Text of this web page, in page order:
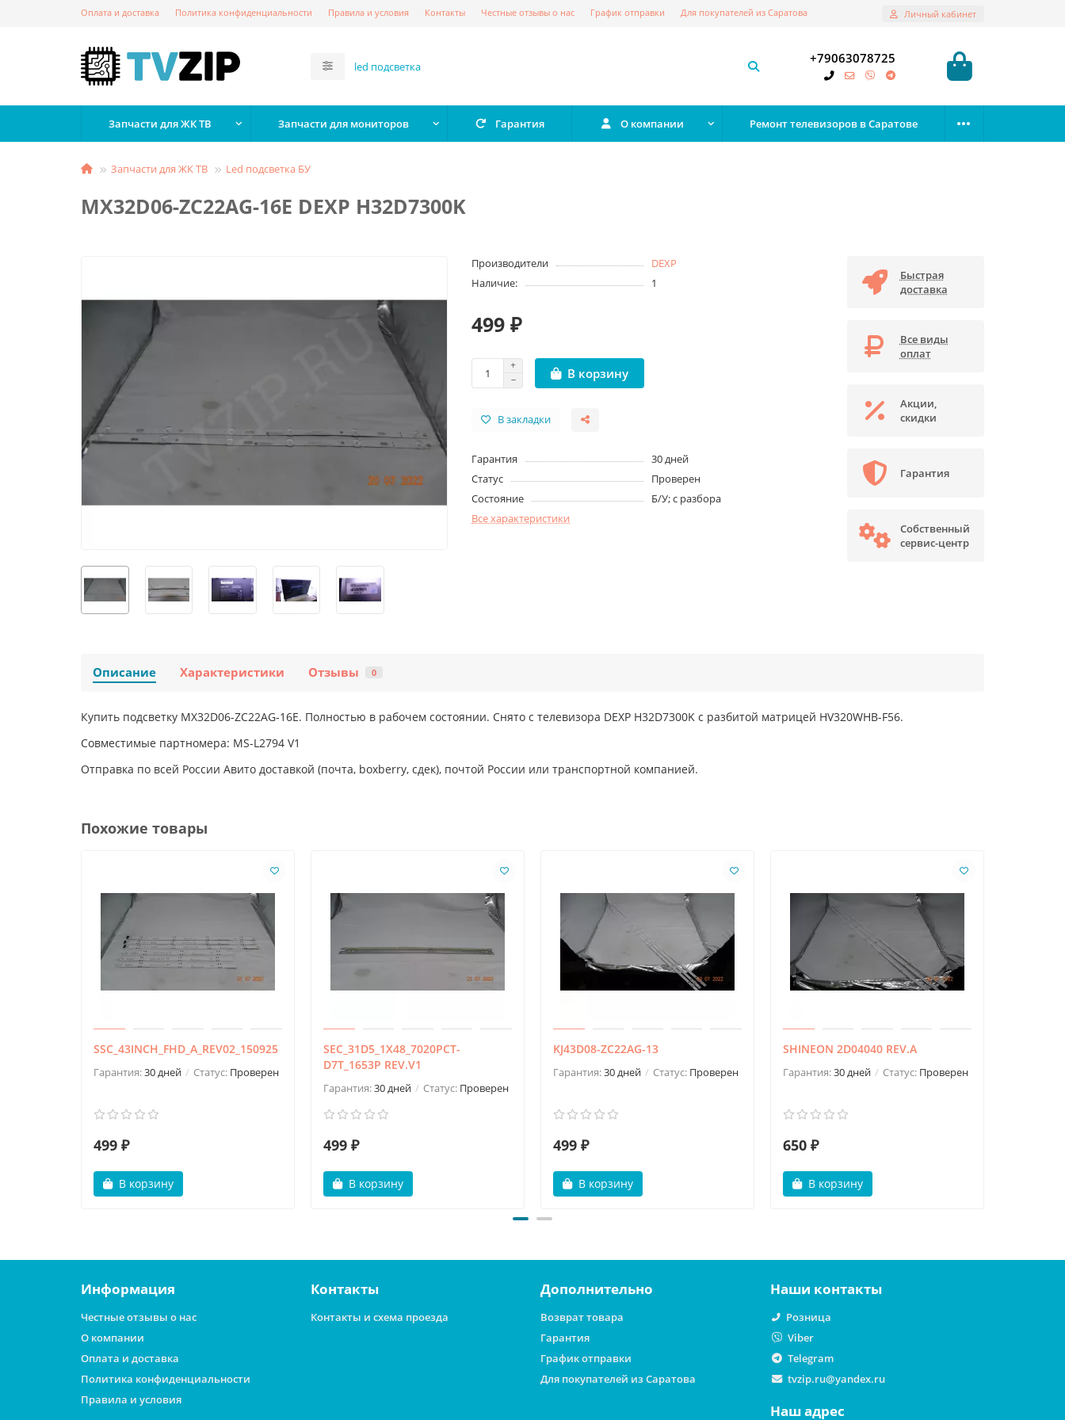
Оплата и доставка Политика конфиденциальности Правила и условия Контакты Честные отзывы о нас График отправки Для покупателей из Саратова Личный кабинет
+79063078725
Запчасти для ЖК ТВ Запчасти для мониторов Гарантия О компании Ремонт телевизоров в Саратове
Запчасти для ЖК ТВ Led подсветка БУ
MX32D06-ZC22AG-16E DEXP H32D7300K
Производители
DEXP
Наличие:
1
499 ₽
В корзину
В закладки
Гарантия
30 дней
Статус
Проверен
Состояние
Б/У; с разбора
Все характеристики
Быстрая
доставка
Все виды
оплат
Акции,
скидки
Гарантия
Собственный
сервис-центр
Описание Характеристики Отзывы 0
Купить подсветку MX32D06-ZC22AG-16E. Полностью в рабочем состоянии. Снято с телевизора DEXP H32D7300K с разбитой матрицей HV320WHB-F56.
Совместимые партномера: MS-L2794 V1
Отправка по всей России Авито доставкой (почта, boxberry, сдек), почтой России или транспортной компанией.
Похожие товары
SSC_43INCH_FHD_A_REV02_150925
Гарантия:30 дней Статус: Проверен
499 ₽
В корзину
SEC_31D5_1X48_7020PCT-
D7T_1653P REV.V1
Гарантия:30 дней Статус: Проверен
499 ₽
В корзину
KJ43D08-ZC22AG-13
Гарантия:30 дней Статус: Проверен
499 ₽
В корзину
SHINEON 2D04040 REV.A
Гарантия:30 дней Статус: Проверен
650 ₽
В корзину
Информация
Честные отзывы о нас
О компании
Оплата и доставка
Политика конфиденциальности
Правила и условия
Контакты
Контакты и схема проезда
Дополнительно
Возврат товара
Гарантия
График отправки
Для покупателей из Саратова
Наши контакты
Розница
Viber
Telegram
tvzip.ru@yandex.ru
Наш адрес